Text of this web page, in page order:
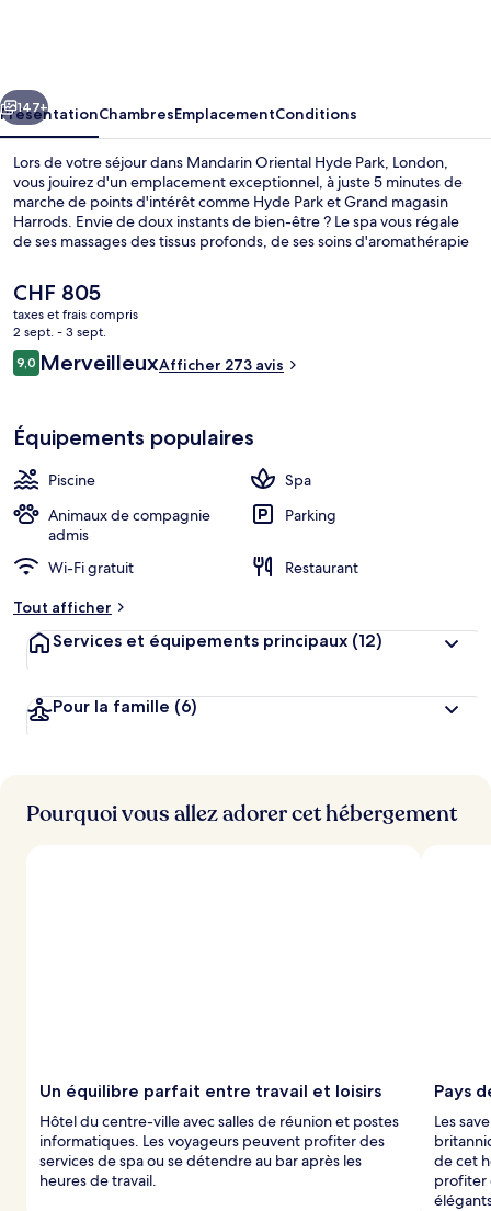
London
Suivant
147+
PrésentationChambresEmplacementConditions
Lors de votre séjour dans Mandarin Oriental Hyde Park, London,
vous jouirez d'un emplacement exceptionnel, à juste 5 minutes de
marche de points d'intérêt comme Hyde Park et Grand magasin
Harrods. Envie de doux instants de bien-être ? Le spa vous régale
de ses massages des tissus profonds, de ses soins d'aromathérapie
restaurants, l'établissement The Aubrey vous ouvre ses portes pour
le dîner et vous propose des spécialités Cuisine japonaise. Cet hôtel
de luxe abrite en outre 2 bars/lounges, une piscine couverte et une
salle de fitness ouverte 24 h/24. Quelques minutes de marche
seulement séparent l'hébergement des transports publics : Station
de métro Knightsbridge est accessible en quelques foulées et
Le
prix
actuel
est
de
CHF 805
taxes et frais compris
2 sept. - 3 sept.
Avis
voyageurs
9,09,0 sur 10
MerveilleuxAfficher 273 avis
Équipements populaires
Piscine
Spa
Animaux de compagnie
admis
Parking
Wi-Fi gratuit
Restaurant
Tout afficher
Services et équipements principaux (12)
Pour la famille (6)
Pourquoi vous allez adorer cet hébergement
Un équilibre parfait entre travail et loisirs
Hôtel du centre-ville avec salles de réunion et postes
informatiques. Les voyageurs peuvent profiter des
services de spa ou se détendre au bar après les
heures de travail.
Pays
Les
de cet
profiter